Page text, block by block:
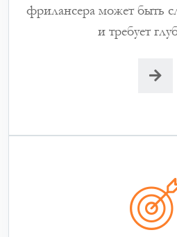
фрилансера может быть
и требует